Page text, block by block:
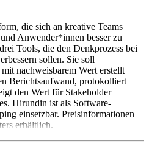
die sich an kreative Teams
Anwender*innen besser zu
Tools, die den Denkprozess bei
sollen. Sie soll
mit nachweisbarem Wert erstellt
Berichtsaufwand, protokolliert
den Wert für Stakeholder
Hirundin ist als Software-
einsetzbar. Preisinformationen
erhältlich.